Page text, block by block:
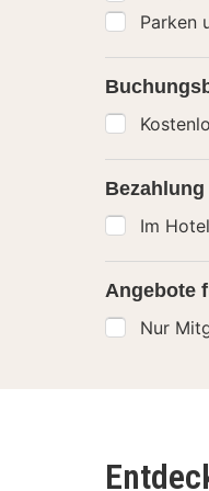
Parken
Bezahlung
Im
Angebote
Nur